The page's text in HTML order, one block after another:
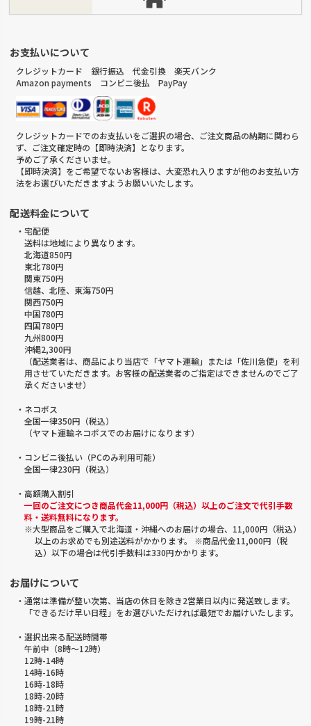
お支払いについて
クレジットカード 銀行振込 代金引換 楽天バンク
Amazon payments コンビニ後払 PayPay
クレジットカードでのお支払いをご選択の場合、ご注文商品の納期に関わら
ず、ご注文確定時の【即時決済】となります。
予めご了承くださいませ。
【即時決済】をご希望でないお客様は、大変恐れ入りますが他のお支払い方
法をお選びいただきますようお願いいたします。
配送料金について
・宅配便
送料は地域により異なります。
北海道850円
東北780円
関東750円
信越、北陸、東海750円
関西750円
中国780円
四国780円
九州800円
沖縄2,300円
（配送業者は、商品により当店で「ヤマト運輸」または「佐川急便」を利
用させていただきます。お客様の配送業者のご指定はできませんのでご了
承くださいませ）
・ネコポス
全国一律350円（税込）
（ヤマト運輸ネコポスでのお届けになります）
・コンビニ後払い（PCのみ利用可能）
全国一律230円（税込）
・高額購入割引
一回のご注文につき商品代金11,000円（税込）以上のご注文で代引手数
料・送料無料になります。
※大型商品をご購入で北海道・沖縄へのお届けの場合、11,000円（税込）
以上のお求めでも別途送料がかかります。 ※商品代金11,000円（税
込）以下の場合は代引手数料は330円かかります。
お届けについて
・通常は準備が整い次第、当店の休日を除き2営業日以内に発送致します。
「できるだけ早い日程」をお選びいただければ最短でお届けいたします。
・選択出来る配送時間帯
午前中（8時～12時）
12時-14時
14時-16時
16時-18時
18時-20時
18時-21時
19時-21時